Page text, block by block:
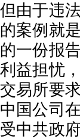
但由于违
的案例就
的一份报
利益担忧
交易所要
中国公司
受中共政